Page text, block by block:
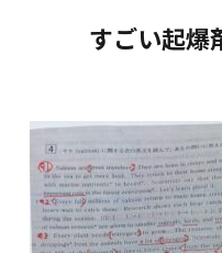
すごい起爆